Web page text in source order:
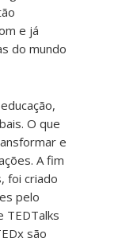
e já
do mundo
O que
e
A fim
foi criado
pelo
TEDTalks
são